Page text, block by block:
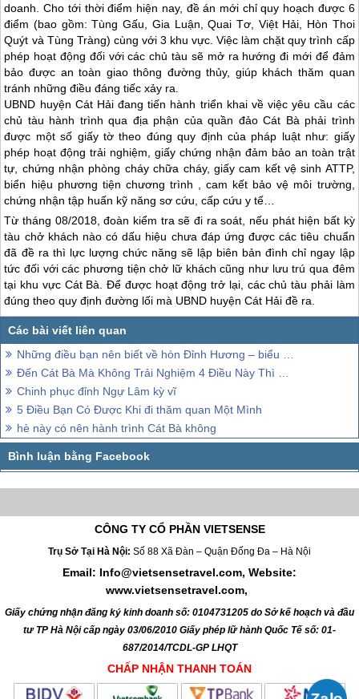
doanh. Cho tới thời điểm hiện nay, đề án mới chỉ quy hoạch được 6
điểm (bao gồm: Tùng Gấu, Gia Luận, Quai Tơ, Việt Hải, Hòn Thoi
Quýt và Tùng Tràng) cùng với 3 khu vực. Việc làm chặt quy trình cấp
phép hoạt động đối với các chủ tàu sẽ mở ra hướng đi mới để đảm
bảo được an toàn giao thông đường thủy, giúp khách thăm quan
tránh những điều đáng tiếc xảy ra.
UBND huyện Cát Hải đang tiến hành triển khai về việc yêu cầu các
chủ tàu hành trình qua địa phận của quần đảo Cát Bà phải trình
được một số giấy tờ theo đúng quy định của pháp luật như: giấy
phép hoạt động trải nghiệm, giấy chứng nhận đảm bảo an toàn trật
tự, chứng nhận phòng cháy chữa cháy, giấy cam kết vệ sinh ATTP,
biển hiệu phương tiện chương trình , cam kết bảo vệ môi trường,
chứng nhận tập huấn kỹ năng sơ cứu, cấp cứu y tế…
Từ tháng 08/2018, đoàn kiểm tra sẽ đi ra soát, nếu phát hiện bất kỳ
tàu chở khách nào có dấu hiệu chưa đáp ứng được các tiêu chuẩn
đã đề ra thì lực lượng chức năng sẽ lập biên bản đình chỉ ngay lập
tức đối với các phương tiện chở lữ khách cũng như lưu trú qua đêm
tại khu vực Cát Bà . Để được hoạt động trở lại, các chủ tàu phải làm
đúng theo quy định đường lối mà UBND huyện Cát Hải đề ra.
Những điều bạn nên biết về hòn Đỉnh Hương – biểu tượng thiêng liêng của vịnh Hạ Long
Đến Cát Bà Mà Không Trải Nghiệm 4 Điều Này Thì Chưa Gọi Là Khám Phá Cát Bà
Chinh phục đỉnh Ngự Lâm kỳ vĩ
5 Điều Bạn Có Được Khi đi thăm quan Một Mình
hè này có nên hành trình Cát Bà không
CÔNG TY CỔ PHẦN VIETSENSE
Trụ Sở Tại Hà Nội: Số 88 Xã Đàn – Quận Đống Đa – Hà Nội
Email: Info@vietsensetravel.com, Website:
www.vietsensetravel.com,
Giấy chứng nhận đăng ký kinh doanh số: 0104731205 do Sở kế hoạch và đầu
tư TP Hà Nội cấp ngày 03/06/2010 Giấy phép lữ hành Quốc Tế số: 01-
687/2014/TCDL-GP LHQT
CHẤP NHẬN THANH TOÁN